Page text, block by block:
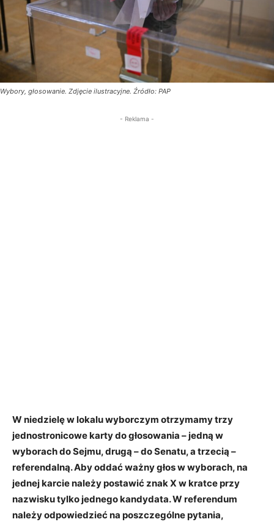
Wybory, głosowanie. Zdjęcie ilustracyjne. Źródło: PAP
- Reklama -
W niedzielę w lokalu wyborczym otrzymamy trzy
jednostronicowe karty do głosowania – jedną w
wyborach do Sejmu, drugą – do Senatu, a trzecią –
referendalną. Aby oddać ważny głos w wyborach, na
jednej karcie należy postawić znak X w kratce przy
nazwisku tylko jednego kandydata. W referendum
należy odpowiedzieć na poszczególne pytania,